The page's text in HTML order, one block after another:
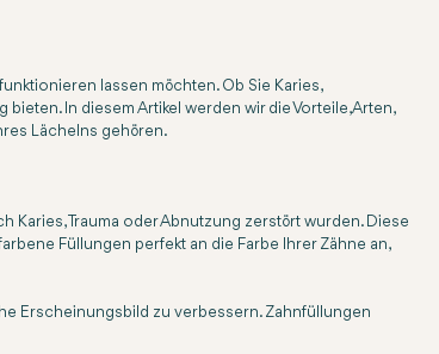
lassen möchten. Ob Sie Karies,
In diesem Artikel werden wir die Vorteile, Arten,
Lächelns gehören.
Trauma oder Abnutzung zerstört wurden. Diese
Füllungen perfekt an die Farbe Ihrer Zähne an,
Erscheinungsbild zu verbessern. Zahnfüllungen